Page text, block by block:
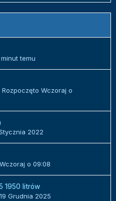
minut temu
Rozpoczęto Wczoraj o
2022
Wczoraj o 09:08
1950 litrów
19 Grudnia 2025